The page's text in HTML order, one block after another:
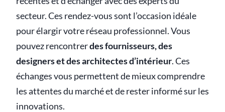
secteur. Ces rendez-vous sont l’occasion idéale
pour élargir votre réseau professionnel. Vous
pouvez rencontrerdes fournisseurs, des
designers et des architectes d’intérieur. Ces
échanges vous permettent de mieux comprendre
les attentes du marché et de rester informé sur les
innovations.